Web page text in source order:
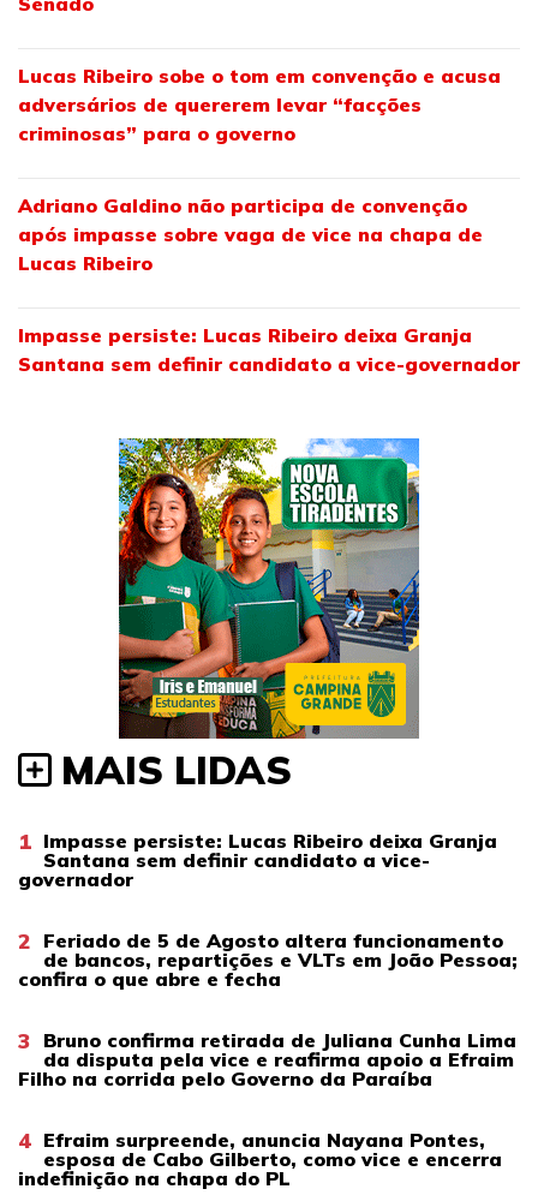
Lucas Ribeiro sobe o tom em convenção e acusa
adversários de quererem levar “facções
criminosas” para o governo
Adriano Galdino não participa de convenção
após impasse sobre vaga de vice na chapa de
Lucas Ribeiro
Impasse persiste: Lucas Ribeiro deixa Granja
Santana sem definir candidato a vice-governador
MAIS LIDAS
1 Impasse persiste: Lucas Ribeiro deixa Granja
Santana sem definir candidato a vice-
governador
2 Feriado de 5 de Agosto altera funcionamento
de bancos, repartições e VLTs em João Pessoa;
confira o que abre e fecha
3 Bruno confirma retirada de Juliana Cunha Lima
da disputa pela vice e reafirma apoio a Efraim
Filho na corrida pelo Governo da Paraíba
4 Efraim surpreende, anuncia Nayana Pontes,
esposa de Cabo Gilberto, como vice e encerra
indefinição na chapa do PL